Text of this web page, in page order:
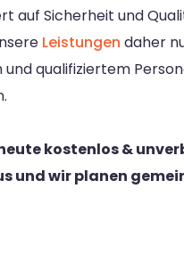
auf Sicherheit und
Leistungen daher
qualifiziertem
kostenlos &
und wir planen